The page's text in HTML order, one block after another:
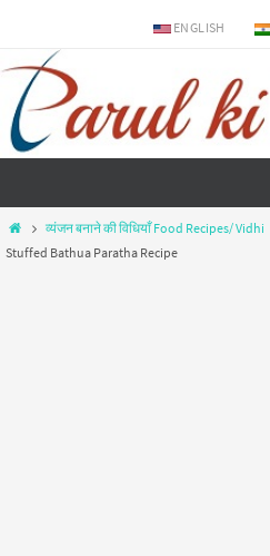
ENGLISH
व्यंजन बनाने की विधियाँ Food Recipes/ Vidhi
Stuffed Bathua Paratha Recipe